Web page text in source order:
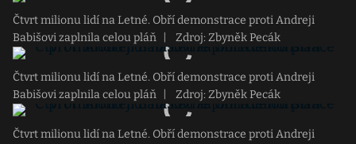
Čtvrt milionu lidí na Letné. Obří demonstrace proti Andreji
Babišovi zaplnila celou pláň
Zdroj: Zbyněk Pecák
Čtvrt milionu lidí na Letné. Obří demonstrace proti Andreji
Babišovi zaplnila celou pláň
Zdroj: Zbyněk Pecák
Čtvrt milionu lidí na Letné. Obří demonstrace proti Andreji